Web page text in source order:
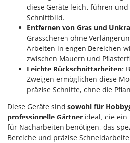
diese Geräte leicht führen
Schnittbild.
Entfernen von Gras und
Grasscheren ohne
Arbeiten in engen Bereichen
zwischen Mauern und
Leichte Rückschnittarbeiten:
Zweigen ermöglichen diese
präzise Schnitte, ohne die
Diese Geräte sind sowohl für
professionelle Gärtner ideal, die ein
für Nacharbeiten benötigen, das
Bereiche und präzise